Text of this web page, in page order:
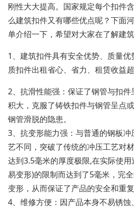
刚性大大提高。国家规定每个扣件
么建筑扣件又有哪些优点呢？下面
单介绍一下，希望对大家在了解建
1、建筑扣件具有安全优势、质量
质扣件出租省心、省力、租赁收益
2、抗滑性能强：保证了钢管与扣
积大，克服了铸铁扣件与钢管呈点
钢管滑脱的隐患。
3、抗变形能力强：与普通的钢板
艺不同，突破了传统的冲压工艺对
达到3.5毫米的厚度极限,在实际使
易变形)的限制而达到了5毫米，完
变形，从而保证了产品的安全和重复
4、维修方便：因产品本身不易锈